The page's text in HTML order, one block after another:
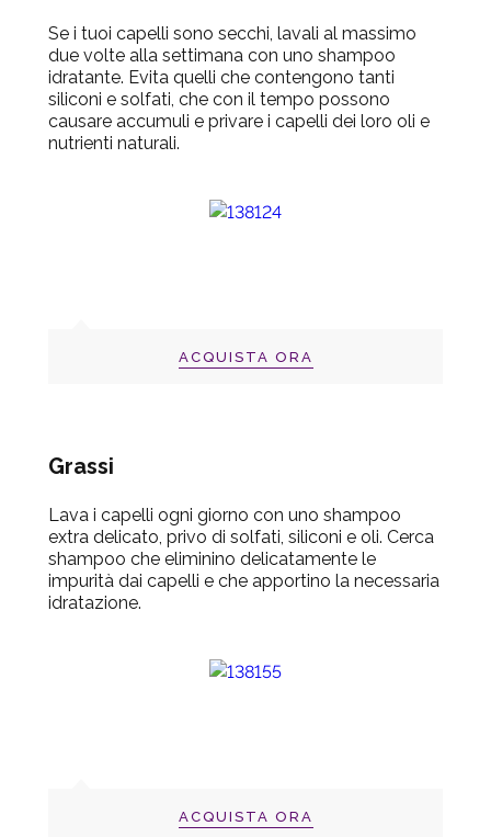
Se i tuoi capelli sono secchi, lavali al massimo
due volte alla settimana con uno shampoo
idratante. Evita quelli che contengono tanti
siliconi e solfati, che con il tempo possono
causare accumuli e privare i capelli dei loro oli e
nutrienti naturali.
ACQUISTA ORA
Grassi
Lava i capelli ogni giorno con uno shampoo
extra delicato, privo di solfati, siliconi e oli. Cerca
shampoo che eliminino delicatamente le
impurità dai capelli e che apportino la necessaria
idratazione.
ACQUISTA ORA